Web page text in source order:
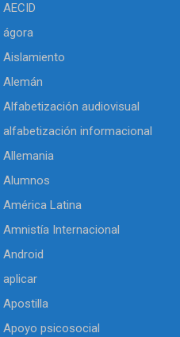
AECID
ágora
Aislamiento
Alemán
Alfabetización audiovisual
alfabetización informacional
Allemania
Alumnos
América Latina
Amnistía Internacional
Android
aplicar
Apostilla
Apoyo psicosocial